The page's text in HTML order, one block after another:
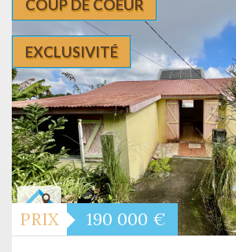
EXCLUSIVITÉ
COUP DE COEUR
PRIX 190 000 €